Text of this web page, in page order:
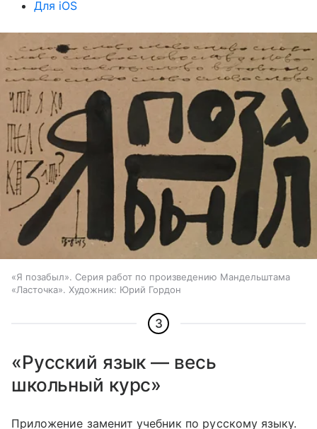
Для iOS
«Я позабыл». Серия работ по произведению Мандельштама
«Ласточка». Художник: Юрий Гордон
3
«Русский язык — весь
школьный курс»
Приложение заменит учебник по русскому языку.